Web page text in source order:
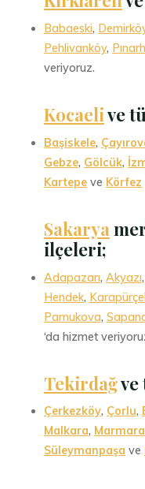
Babaeski,
Pehlivanköy,
veriyoruz.
Kocaelive
Başiskele,
Gebze, Gölcük,
Kartepe ve Körfez
Sakarya
ilçeleri;
Adapazarı,Akyazı
Hendek,
Pamukova,
‘da hizmet
Tekirdağve
Çerkezköy, Çorlu,
Malkara,
Süleymanpaşa ve